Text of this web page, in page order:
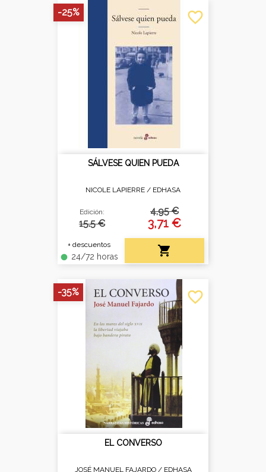
SÁLVESE QUIEN PUEDA
NICOLE LAPIERRE / EDHASA
Edición:
15.5 €
+ descuentos
fiber_manual_record 24/72 horas
4,95 €
3,71 €

favorite_border
-25%
EL CONVERSO
JOSÉ MANUEL FAJARDO / EDHASA
favorite_border
-35%